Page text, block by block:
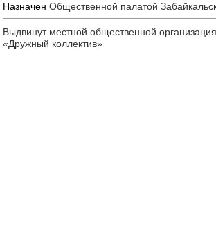
Назначен Общественной палатой
Выдвинут местной общественной
«Дружный коллектив»